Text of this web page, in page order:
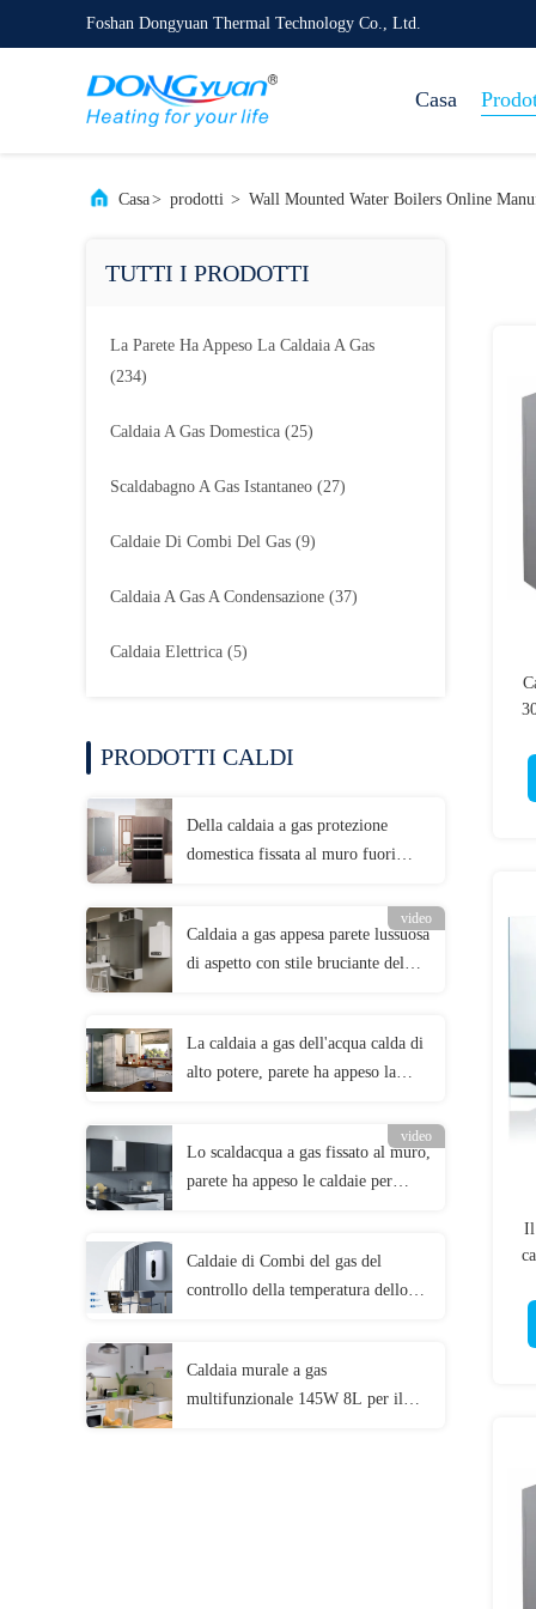
Foshan Dongyuan Thermal Technology Co., Ltd.
Casa
Casa> prodotti > Wall Mounted Water Boilers Online
TUTTI I PRODOTTI
La Parete Ha Appeso La Caldaia A Gas
(234)
Caldaia A Gas Domestica (25)
Scaldabagno A Gas Istantaneo (27)
Caldaie Di Combi Del Gas (9)
Caldaia A Gas A Condensazione (37)
Caldaia Elettrica (5)
PRODOTTI CALDI
Della caldaia a gas protezione
domestica fissata al muro fuori
video
Caldaia a gas appesa parete lussuosa
di aspetto con stile bruciante del
La caldaia a gas dell'acqua calda di
alto potere, parete ha appeso la
video
Lo scaldacqua a gas fissato al muro,
parete ha appeso le caldaie per
Caldaie di Combi del gas del
controllo della temperatura dello
Caldaia murale a gas
multifunzionale 145W 8L per il
Il